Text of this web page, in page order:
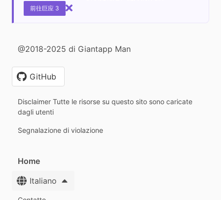
前往巨应 3
@2018-2025 di Giantapp Man
GitHub
Disclaimer Tutte le risorse su questo sito sono caricate
dagli utenti
Segnalazione di violazione
Home
Italiano